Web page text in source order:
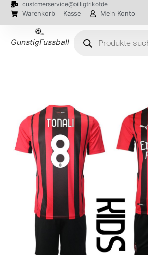
customerservice@billigtrikotde
Warenkorb Kasse Mein Konto
GunstigFussballTrikot